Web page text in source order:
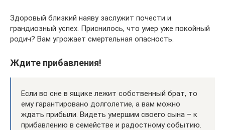
Здоровый близкий наяву заслужит почести и
грандиозный успех. Приснилось, что умер уже покойный
родич? Вам угрожает смертельная опасность.
Ждите прибавления!
Если во сне в ящике лежит собственный брат, то
ему гарантировано долголетие, а вам можно
ждать прибыли. Видеть умершим своего сына – к
прибавлению в семействе и радостному событию.